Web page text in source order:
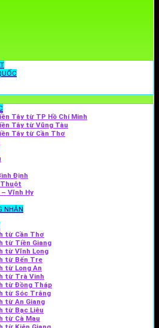
Tây từ TP Hồ Chí Minh
Tây từ Vũng Tàu
Tây từ Cần Thơ
Định
Thuột
– Vĩnh Hy
NHÂN
từ Cần Thơ
từ Tiền Giang
từ Vĩnh Long
từ Bến Tre
từ Long An
từ Trà Vinh
từ Đồng Tháp
từ Sóc Trăng
từ An Giang
từ Bạc Liêu
từ Cà Mau